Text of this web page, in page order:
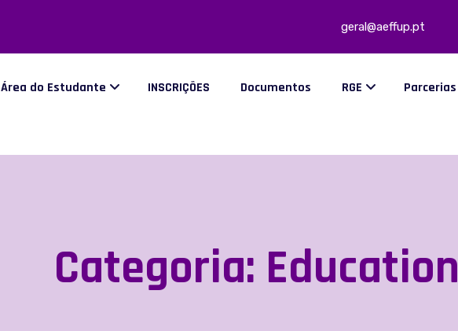
geral@aeffup.pt
Área do Estudante INSCRIÇÕES Documentos RGE Parcerias
Categoria: Education